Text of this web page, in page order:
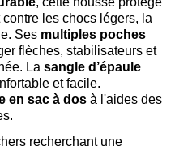
les chocs légers, la
Ses multiples poches
flèches, stabilisateurs et
La sangle d’épaule
et facile.
en sac à dos à l'aides des
recherchant une